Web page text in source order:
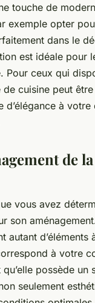
touche de
exemple opter
dans le
est idéale pour
Pour ceux qui
de cuisine peut
d’élégance à
de
vous avez
son
autant
à votre
qu’elle possède
seulement